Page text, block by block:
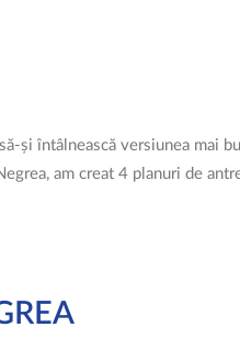
și întâlnească versiunea mai
am creat 4 planuri de